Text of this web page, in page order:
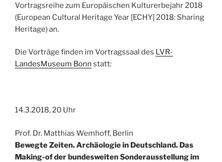
Vortragsreihe zum Europäischen Kulturerbejahr 2018
(European Cultural Heritage Year [ECHY] 2018: Sharing
Heritage) an.
Die Vorträge finden im Vortragssaal des LVR-
LandesMuseum Bonn statt:
14.3.2018, 20 Uhr
Prof. Dr. Matthias Wemhoff, Berlin
Bewegte Zeiten. Archäologie in Deutschland. Das
Making-of der bundesweiten Sonderausstellung im